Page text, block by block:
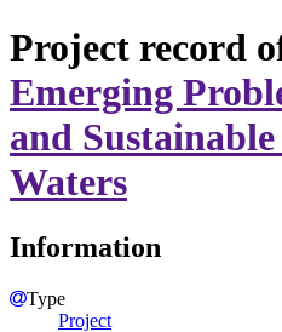
Project record
Emerging
and
Waters
Information
Type
Project